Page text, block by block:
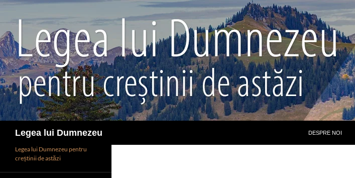
conținut
Legea lui Dumnezeu DESPRE NOI
Legea lui Dumnezeu pentru
creștinii de astăzi